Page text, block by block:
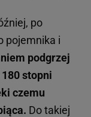
po
pojemnika i
podgrzej
stopni
czemu
Do takiej